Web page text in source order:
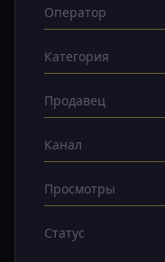
Оператор
Категория
Продавец
Канал
Просмотры
Статус